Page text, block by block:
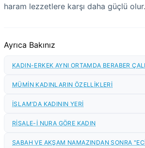
haram lezzetlere karşı daha güçlü olur.
Ayrıca Bakınız
KADIN-ERKEK AYNI ORTAMDA BERABER
MÜMİN KADINLARIN ÖZELLİKLERİ
İSLAM'DA KADININ YERİ
RİSALE-İ NURA GÖRE KADIN
SABAH VE AKŞAM NAMAZINDAN SONRA